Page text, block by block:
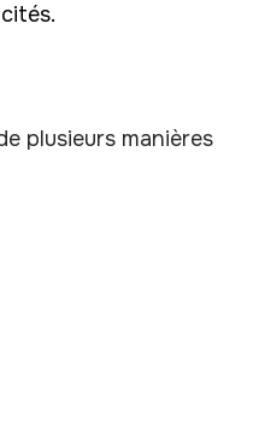
plusieurs manières